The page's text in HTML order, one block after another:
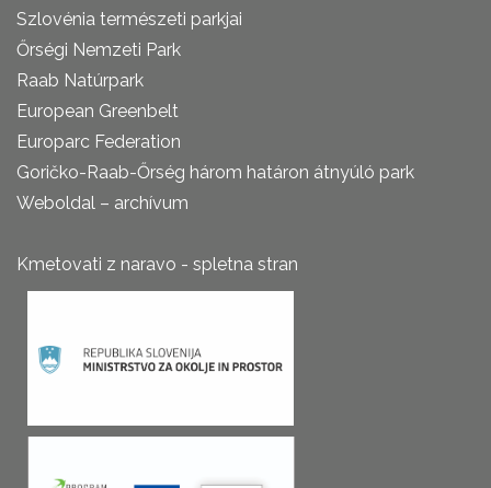
Szlovénia természeti parkjai
Őrségi Nemzeti Park
Raab Natúrpark
European Greenbelt
Europarc Federation
Goričko-Raab-Őrség három határon átnyúló park
Weboldal – archívum
Kmetovati z naravo - spletna stran